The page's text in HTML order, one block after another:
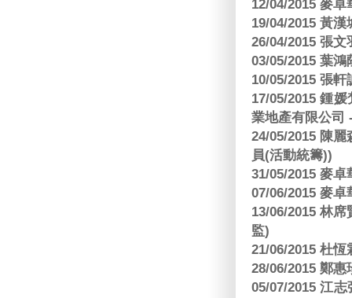
12/04/2015 麥
19/04/2015 黃
26/04/2015 張
03/05/2015 葉
10/05/2015 張
17/05/2015 鍾
業地產有限公司
24/05/2015 陳
員(活動統籌))
31/05/2015 麥
07/06/2015 麥
13/06/2015 林
監)
21/06/2015 杜
28/06/2015 鄭
05/07/2015 江